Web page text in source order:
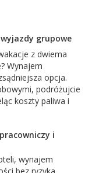
grupowe
z dwiema
Wynajem
opcja.
podróżujcie
koszty paliwa i
i
wynajem